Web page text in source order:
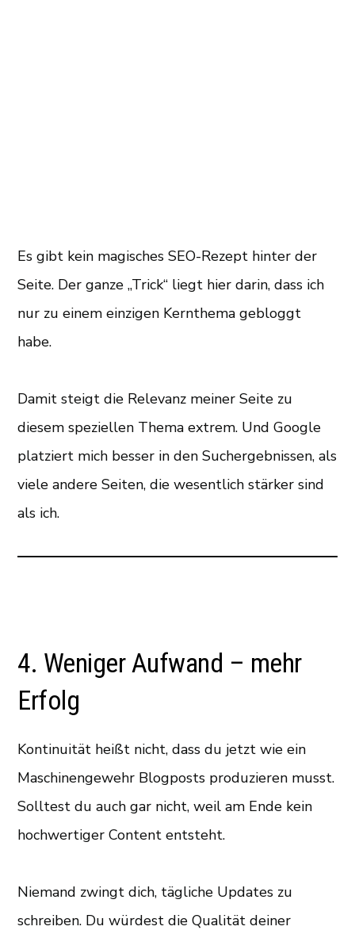
Es gibt kein magisches SEO-Rezept hinter der
Seite. Der ganze „Trick“ liegt hier darin, dass ich
nur zu einem einzigen Kernthema gebloggt
habe.
Damit steigt die Relevanz meiner Seite zu
diesem speziellen Thema extrem. Und Google
platziert mich besser in den Suchergebnissen, als
viele andere Seiten, die wesentlich stärker sind
als ich.
4. Weniger Aufwand – mehr
Erfolg
Kontinuität heißt nicht, dass du jetzt wie ein
Maschinengewehr Blogposts produzieren musst.
Solltest du auch gar nicht, weil am Ende kein
hochwertiger Content entsteht.
Niemand zwingt dich, tägliche Updates zu
schreiben. Du würdest die Qualität deiner